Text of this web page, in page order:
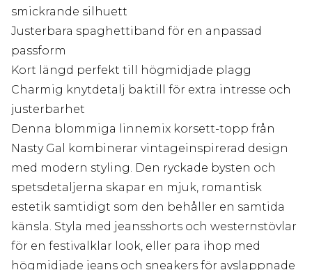
smickrande silhuett
Justerbara spaghettiband för en anpassad
passform
Kort längd perfekt till högmidjade plagg
Charmig knytdetalj baktill för extra intresse och
justerbarhet
Denna blommiga linnemix korsett-topp från
Nasty Gal kombinerar vintageinspirerad design
med modern styling. Den ryckade bysten och
spetsdetaljerna skapar en mjuk, romantisk
estetik samtidigt som den behåller en samtida
känsla. Styla med jeansshorts och westernstövlar
för en festivalklar look, eller para ihop med
högmidjade jeans och sneakers för avslappnade